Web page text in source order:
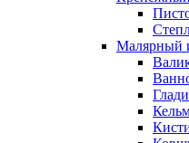
Малярный